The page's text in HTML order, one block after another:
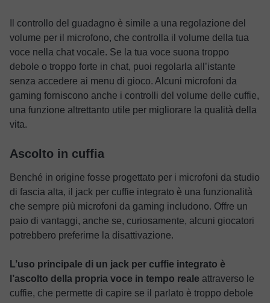
Il controllo del guadagno è simile a una regolazione del
volume per il microfono, che controlla il volume della tua
voce nella chat vocale. Se la tua voce suona troppo
debole o troppo forte in chat, puoi regolarla all’istante
senza accedere ai menu di gioco. Alcuni microfoni da
gaming forniscono anche i controlli del volume delle cuffie,
una funzione altrettanto utile per migliorare la qualità della
vita.
Ascolto in cuffia
Benché in origine fosse progettato per i microfoni da studio
di fascia alta, il jack per cuffie integrato è una funzionalità
che sempre più microfoni da gaming includono. Offre un
paio di vantaggi, anche se, curiosamente, alcuni giocatori
potrebbero preferirne la disattivazione.
L’uso principale di un jack per cuffie integrato è
l’ascolto della propria voce in tempo reale attraverso le
cuffie, che permette di capire se il parlato è troppo debole